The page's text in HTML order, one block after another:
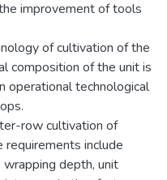
improvement of tools
of cultivation of the
composition of the unit is
operational technological
row cultivation of
requirements include
depth, unit